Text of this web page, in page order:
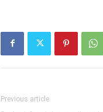
Previous article